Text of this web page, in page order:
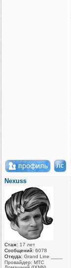
Nexuss
Стаж: 17 лет
Сообщений: 6078
Откуда: Grand Line ____
Провайдер: МТС